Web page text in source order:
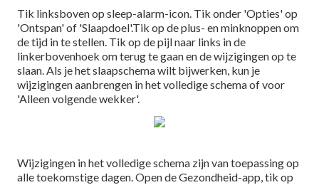
Tik linksboven op sleep-alarm-icon. Tik onder 'Opties' op
'Ontspan' of 'Slaapdoel'.Tik op de plus- en minknoppen om
de tijd in te stellen. Tik op de pijl naar links in de
linkerbovenhoek om terug te gaan en de wijzigingen op te
slaan. Als je het slaapschema wilt bijwerken, kun je
wijzigingen aanbrengen in het volledige schema of voor
'Alleen volgende wekker'.
Wijzigingen in het volledige schema zijn van toepassing op
alle toekomstige dagen. Open de Gezondheid-app, tik op